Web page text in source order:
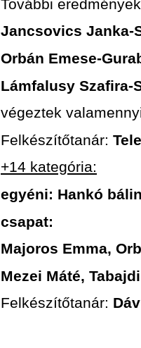
További
Jancsovics Janka-
Orbán Emese-
Lámfalusy
végeztek
Felkészítőtanár:
+14 kategória:
egyéni: Hankó
csapat:
Majoros Emma,
Mezei Máté,
Felkészítőtanár: